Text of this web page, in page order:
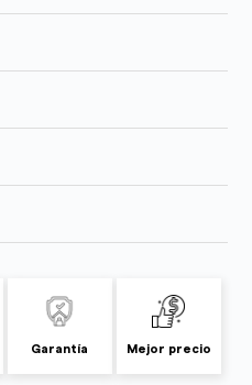
Garantía Mejor precio